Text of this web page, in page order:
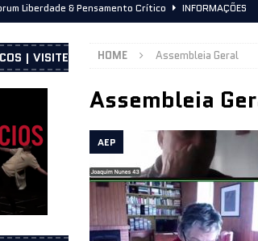
Liberdade & Pensamento Crítico
INFORMAÇÕES
Abril de 1974, Onde Estávamos? – Apresentação 11 de
políticos durante a ditadura – Biblioteca de
de apresentação do livro 25 de Abril 1974, Onde
do Porto
INFORMAÇÕES
HOME Assembleia Geral
Assembleia
AEP
| VISITE